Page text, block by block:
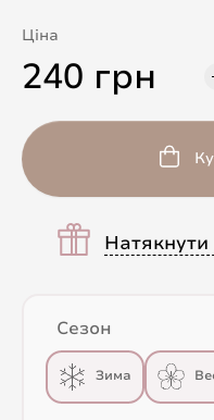
Ціна
240 грн
Сезон
Зима